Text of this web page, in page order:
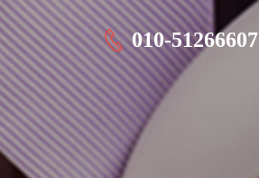
010-51266607